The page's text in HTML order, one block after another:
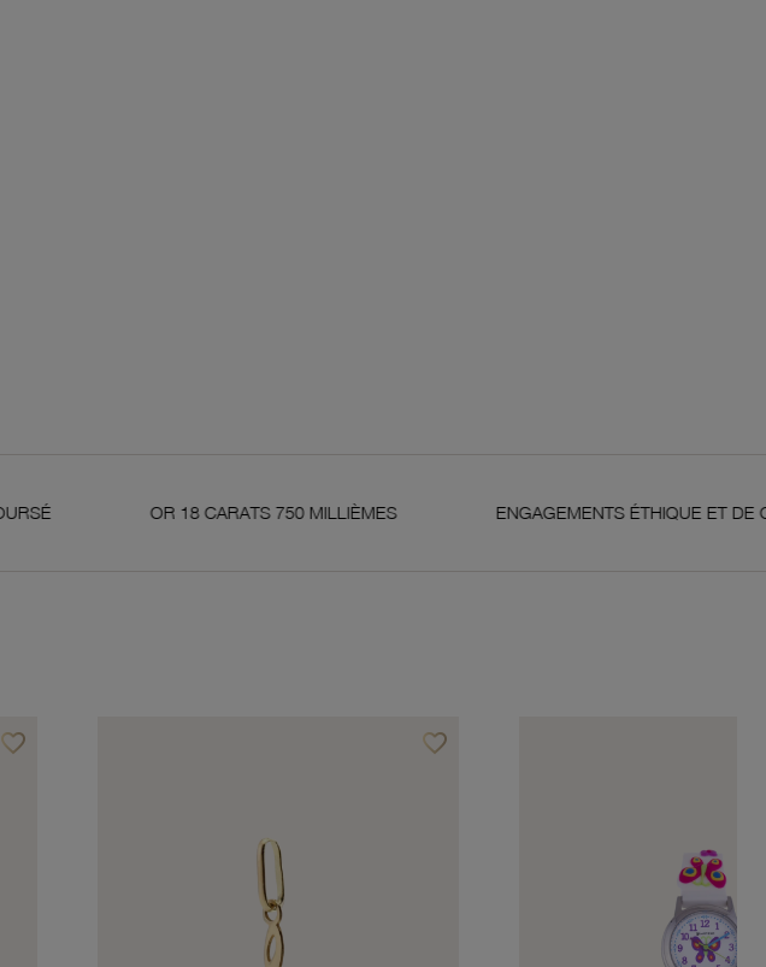
OR 18 CARATS 750 MILLIÈMES ENGAGEMENTS ÉTHIQUE ET DE QUALITÉ
favorite_borderAjouter à vos favoris favorite_borderAjouter à vos favoris